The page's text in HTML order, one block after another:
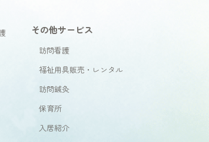
その他サービス
訪問看護
福祉用具販売・レンタル
訪問鍼灸
保育所
入居紹介